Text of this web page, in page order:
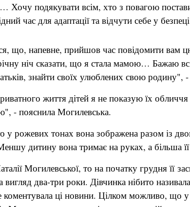
Хочу подякувати всім, хто з повагою
час для адаптації та відчути себе у
що, напевне, прийшов час повідомити вам
ніч сказати, що я стала мамою… Бажаю
знайти своїх улюблених свою родину", -
життя дітей я не показую їх обличчя
- пояснила Могилевська.
рожевих тонах вона зображена разом із
дитину вона тримає на руках, а більша
Могилевської, то на початку грудня її
вигляд два-три роки. Дівчинка нібито
коментувала ці новини. Цілком можливо, що